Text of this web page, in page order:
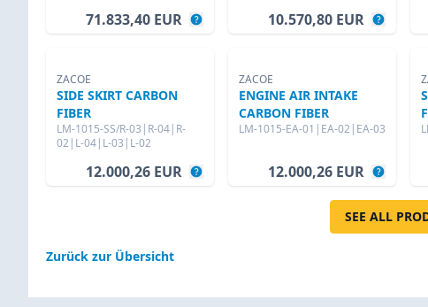
71.833,40 EUR 10.570,80 EUR
ZACOE
SIDE SKIRT CARBON
FIBER
LM-1015-SS/R-03|R-04|R-
02|L-04|L-03|L-02
12.000,26 EUR
ZACOE
ENGINE AIR INTAKE
CARBON FIBER
LM-1015-EA-01|EA-02|EA-03
12.000,26 EUR
SEE ALL
Zurück zur Übersicht